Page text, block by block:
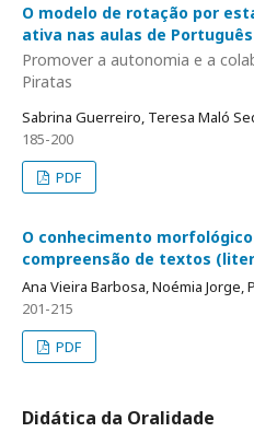
O modelo de rotação por
ativa nas aulas de
Promover a autonomia e a
Piratas
Sabrina Guerreiro, Teresa Maló
185-200
PDF
O conhecimento
compreensão de textos
Ana Vieira Barbosa, Noémia Jorge,
201-215
PDF
Didática da Oralidade